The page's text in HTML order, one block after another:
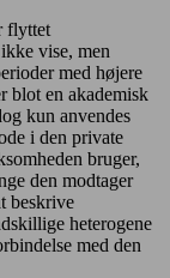
flyttet
vise, men
med højere
blot en akademisk
kun anvendes
i den private
bruger,
den modtager
beskrive
heterogene
med den